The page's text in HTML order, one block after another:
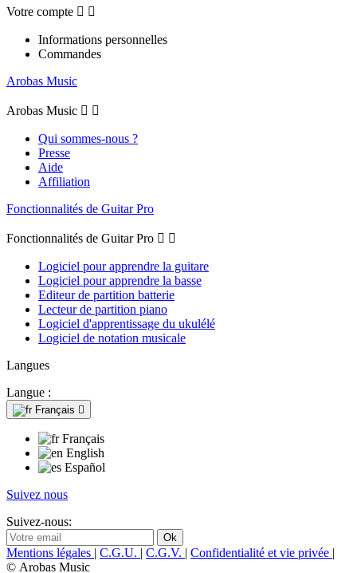
Votre compte  
Informations personnelles
Commandes
Arobas Music
Arobas Music  
Qui sommes-nous ?
Presse
Aide
Affiliation
Fonctionnalités de Guitar Pro
Fonctionnalités de Guitar Pro  
Logiciel pour apprendre la guitare
Logiciel pour apprendre la basse
Editeur de partition batterie
Lecteur de partition piano
Logiciel d'apprentissage du ukulélé
Logiciel de notation musicale
Langues
Langue :
Français 
Français
English
Español
Suivez nous
Suivez-nous:
Mentions légales | C.G.U. | C.G.V. | Confidentialité et vie privée |
© Arobas Music